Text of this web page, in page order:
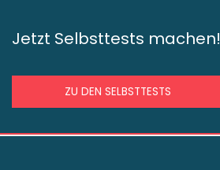
Jetzt Selbsttests machen!
ZU DEN SELBSTTESTS